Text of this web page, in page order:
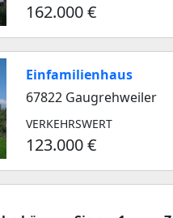
162.000 €
Einfamilienhaus
67822 Gaugrehweiler
VERKEHRSWERT
123.000 €